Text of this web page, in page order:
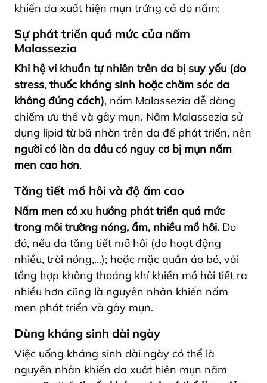
khiến da xuất hiện mụn trứng cá do nấm:
Sự phát triển quá mức của nấm
Malassezia
Khi hệ vi khuẩn tự nhiên trên da bị suy yếu (do
stress, thuốc kháng sinh hoặc chăm sóc da
không đúng cách), nấm Malassezia dễ dàng
chiếm ưu thế và gây mụn. Nấm Malassezia sử
dụng lipid từ bã nhờn trên da để phát triển, nên
người có làn da dầu có nguy cơ bị mụn nấm
men cao hơn.
Tăng tiết mồ hôi và độ ẩm cao
Nấm men có xu hướng phát triển quá mức
trong môi trường nóng, ẩm, nhiều mồ hôi. Do
đó, nếu da tăng tiết mồ hôi (do hoạt động
nhiều, trời nóng,…); hoặc mặc quần áo bó, vải
tổng hợp không thoáng khí khiến mồ hôi tiết ra
nhiều hơn cũng là nguyên nhân khiến nấm
men phát triển và gây mụn.
Dùng kháng sinh dài ngày
Việc uống kháng sinh dài ngày có thể là
nguyên nhân khiến da xuất hiện mụn nấm